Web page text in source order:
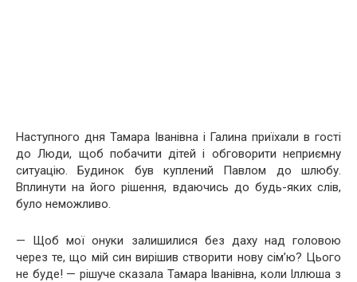
Наступного дня Тамара Іванівна і Галина приїхали в гості
до Люди, щоб побачити дітей і обговорити неприємну
ситуацію. Будинок був куплений Павлом до шлюбу.
Вплинути на його рішення, вдаючись до будь-яких слів,
було неможливо.
— Щоб мої онуки залишилися без даху над головою
через те, що мій син вирішив створити нову сім’ю? Цього
не буде! — рішуче сказала Тамара Іванівна, коли Іллюша з